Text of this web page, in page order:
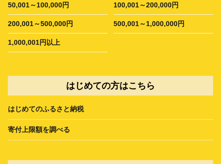
50,001～100,000円 100,001～200,000円
200,001～500,000円 500,001～1,000,000円
1,000,001円以上
はじめての方はこちら
はじめてのふるさと納税
寄付上限額を調べる